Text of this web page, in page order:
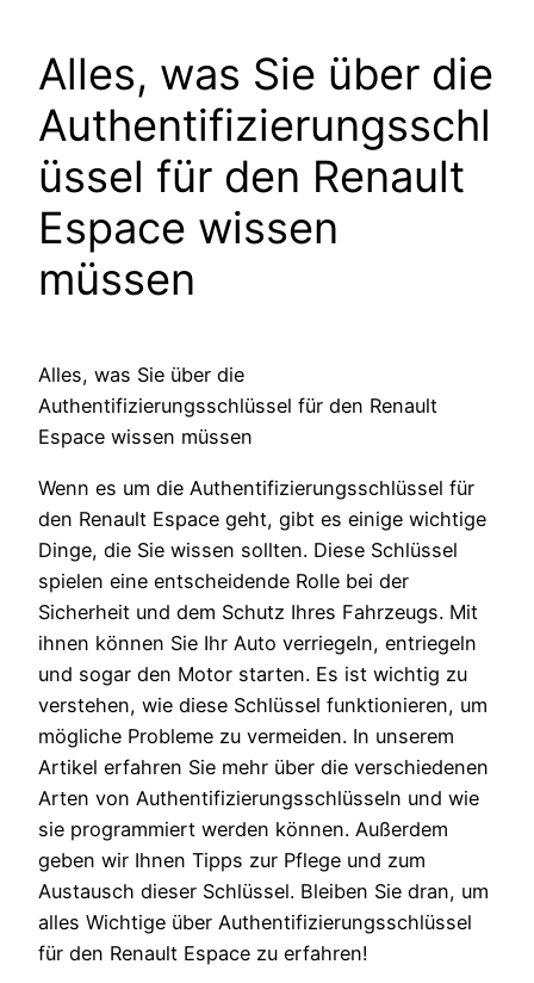
Alles, was Sie über die
Authentifizierungsschl
üssel für den Renault
Espace wissen
müssen
Alles, was Sie über die
Authentifizierungsschlüssel für den Renault
Espace wissen müssen
Wenn es um die Authentifizierungsschlüssel für
den Renault Espace geht, gibt es einige wichtige
Dinge, die Sie wissen sollten. Diese Schlüssel
spielen eine entscheidende Rolle bei der
Sicherheit und dem Schutz Ihres Fahrzeugs. Mit
ihnen können Sie Ihr Auto verriegeln, entriegeln
und sogar den Motor starten. Es ist wichtig zu
verstehen, wie diese Schlüssel funktionieren, um
mögliche Probleme zu vermeiden. In unserem
Artikel erfahren Sie mehr über die verschiedenen
Arten von Authentifizierungsschlüsseln und wie
sie programmiert werden können. Außerdem
geben wir Ihnen Tipps zur Pflege und zum
Austausch dieser Schlüssel. Bleiben Sie dran, um
alles Wichtige über Authentifizierungsschlüssel
für den Renault Espace zu erfahren!